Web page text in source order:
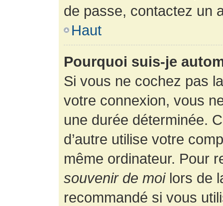
de passe, contactez un
Haut
Pourquoi suis-je
Si vous ne cochez pas
votre connexion, vous
une durée déterminée.
d’autre utilise votre
même ordinateur. Pour
souvenir de moilors de
recommandé si vous